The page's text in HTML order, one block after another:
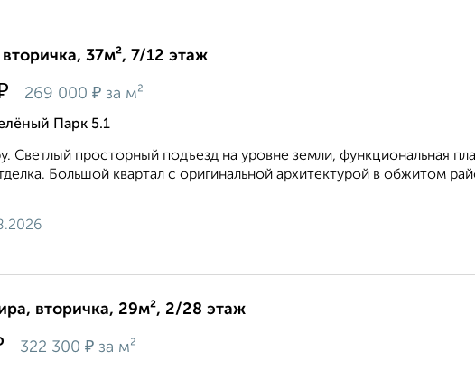
37м², 7/12 этаж
269 000 ₽ за м²
Парк 5.1
Светлый просторный подъезд на уровне земли, функциональная
Большой квартал с оригинальной архитектурой в обжитом
вторичка, 29м², 2/28 этаж
322 300 ₽ за м²